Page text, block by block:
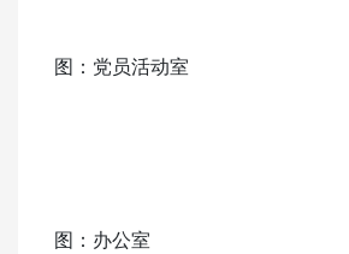
图：党员活动室
图：办公室